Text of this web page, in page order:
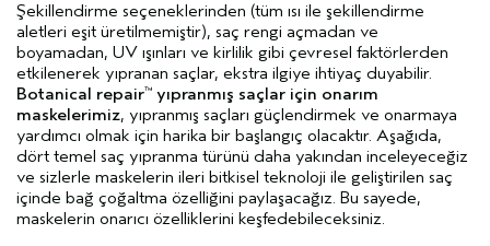
Şekillendirme seçeneklerinden (tüm ısı ile şekillendirme
aletleri eşit üretilmemiştir), saç rengi açmadan ve
boyamadan, UV ışınları ve kirlilik gibi çevresel faktörlerden
etkilenerek yıpranan saçlar, ekstra ilgiye ihtiyaç duyabilir.
Botanical repair™ yıpranmış saçlar için onarım
maskelerimiz, yıpranmış saçları güçlendirmek ve onarmaya
yardımcı olmak için harika bir başlangıç olacaktır. Aşağıda,
dört temel saç yıpranma türünü daha yakından inceleyeceğiz
ve sizlerle maskelerin ileri bitkisel teknoloji ile geliştirilen saç
içinde bağ çoğaltma özelliğini paylaşacağız. Bu sayede,
maskelerin onarıcı özelliklerini keşfedebileceksiniz.